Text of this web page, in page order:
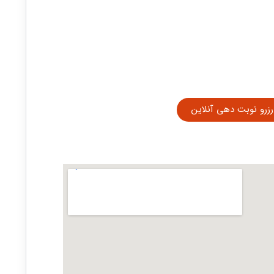
رزرو نوبت دهی آنلاین